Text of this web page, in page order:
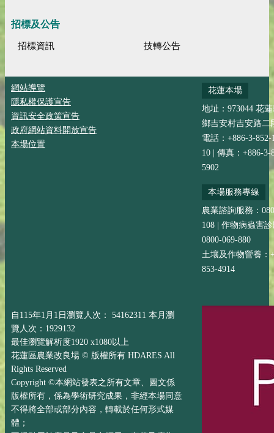
招標及公告
招標資訊 技轉公告
網站導覽
隱私權保護宣告
資訊安全政策宣告
政府網站資料開放宣告
本場位置
花蓮本場
地址：973044 花
鄉吉安村吉安路二
電話：+886-3-852-
10 | 傳真：+886-3-
5902
本場服務專線
農業諮詢服務：
108 | 作物病蟲害
0800-069-880
土壤及作物營養：
853-4914
自115年1月1日瀏覽人次： 54162311 本月瀏
覽人次：1929132
最佳瀏覽解析度1920 x1080以上
花蓮區農業改良場 © 版權所有 HDARES All
Rights Reserved
Copyright ©本網站發表之所有文章、圖文係
版權所有，係為學術研究成果，非經本場同意
不得將全部或部分內容，轉載於任何形式媒
體；